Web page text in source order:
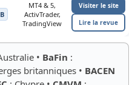
MT4 & 5,
ActivTrader,
TradingView
Visiter le site
Lire la revue
• BaFin :
britanniques • BACEN